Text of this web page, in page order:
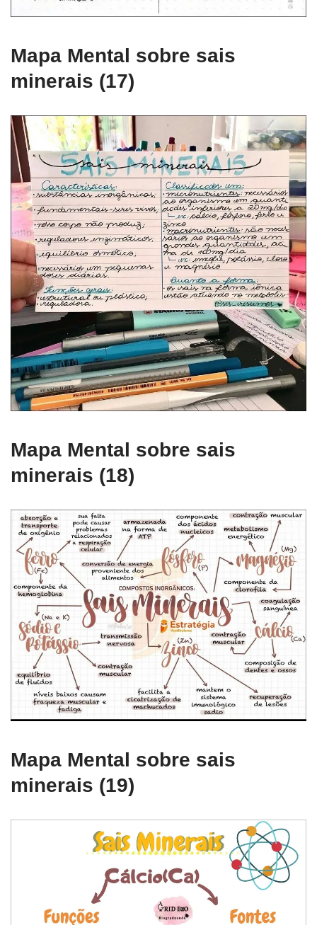
Mapa Mental sobre sais
minerais (17)
Mapa Mental sobre sais
minerais (18)
Mapa Mental sobre sais
minerais (19)